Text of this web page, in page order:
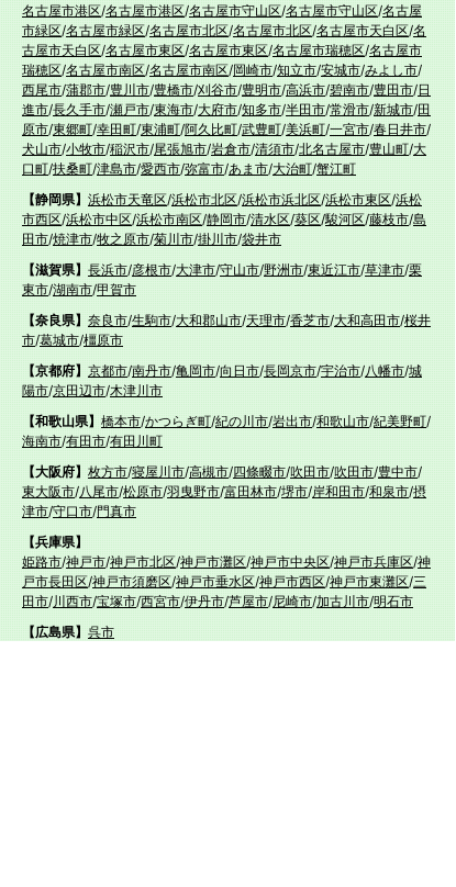
名古屋市港区/名古屋市港区/名古屋市守山区/名古屋市守山区/名古屋
市緑区/名古屋市緑区/名古屋市北区/名古屋市北区/名古屋市天白区/名
古屋市天白区/名古屋市東区/名古屋市東区/名古屋市瑞穂区/名古屋市
瑞穂区/名古屋市南区/名古屋市南区/岡崎市/知立市/安城市/みよし市/
西尾市/蒲郡市/豊川市/豊橋市/刈谷市/豊明市/高浜市/碧南市/豊田市/日
進市/長久手市/瀬戸市/東海市/大府市/知多市/半田市/常滑市/新城市/田
原市/東郷町/幸田町/東浦町/阿久比町/武豊町/美浜町/一宮市/春日井市/
犬山市/小牧市/稲沢市/尾張旭市/岩倉市/清須市/北名古屋市/豊山町/大
口町/扶桑町/津島市/愛西市/弥富市/あま市/大治町/蟹江町
【静岡県】 浜松市天竜区/浜松市北区/浜松市浜北区/浜松市東区/浜松
市西区/浜松市中区/浜松市南区/静岡市/清水区/葵区/駿河区/藤枝市/島
田市/焼津市/牧之原市/菊川市/掛川市/袋井市
【滋賀県】 長浜市/彦根市/大津市/守山市/野洲市/東近江市/草津市/栗
東市/湖南市/甲賀市
【奈良県】 奈良市/生駒市/大和郡山市/天理市/香芝市/大和高田市/桜井
市/葛城市/橿原市
【京都府】 京都市/南丹市/亀岡市/向日市/長岡京市/宇治市/八幡市/城
陽市/京田辺市/木津川市
【和歌山県】 橋本市/かつらぎ町/紀の川市/岩出市/和歌山市/紀美野町/
海南市/有田市/有田川町
【大阪府】 枚方市/寝屋川市/高槻市/四條畷市/吹田市/吹田市/豊中市/
東大阪市/八尾市/松原市/羽曳野市/富田林市/堺市/岸和田市/和泉市/摂
津市/守口市/門真市
【兵庫県】
姫路市/神戸市/神戸市北区/神戸市灘区/神戸市中央区/神戸市兵庫区/神
戸市長田区/神戸市須磨区/神戸市垂水区/神戸市西区/神戸市東灘区/三
田市/川西市/宝塚市/西宮市/伊丹市/芦屋市/尼崎市/加古川市/明石市
【広島県】 呉市